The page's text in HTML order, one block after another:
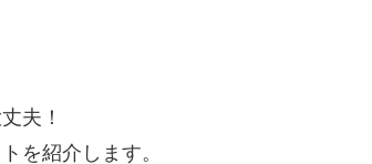
夫！
を紹介します。